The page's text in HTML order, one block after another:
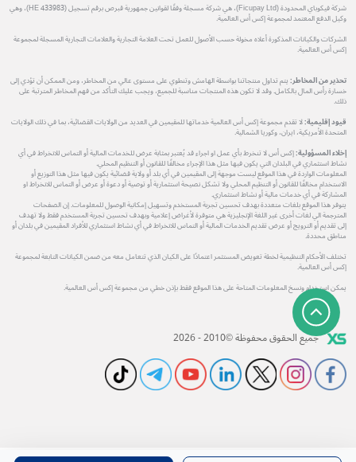
شركة فيكوباي المحدودة (Ficupay Ltd)، هي شركة مسجلة وفقًا لقوانين جمهورية قبرص برقم تسجيل (HE 433983)، وهي
وكيل الدفع المعتمد لمجموعة إكس أس العالمية.
الشركات والكيانات المذكورة أعلاه مخولة حسب الأصول للعمل تحت العلامة التجارية والعلامات التجارية المسجلة لمجموعة
إكس أس العالمية.
تحذير من المخاطر:يتم تداول منتجاتنا بواسطة الهامش وتنطوي على مستوى عالي من المخاطر، ومن الممكن أن تؤدي إلى
خسارة رأس المال بالكامل. وقد لا تكون هذه المنتجات مناسبة للجميع، ويجب عليك التأكد من فهم المخاطر المترتبة على
ذلك.
قيود إقليمية:لا تقدم مجموعة إكس أس العالمية خدماتها للمقيمين في العديد من الولايات القضائية، بما في ذلك الولايات
المتحدة الأمريكية، ايران، وكوريا الشمالية.
إخلاء المسؤولية:إكس أس لا تنخرط بأي عمل او اجراء قد يُعتبر بمثابة عرض للخدمات المالية أو التماس للانخراط في أي
نشاط استثماري في البلدان التي يكون فيها مثل هذا الإجراء مخالفًا للقانون أو التنظيم المحلي.
المعلومات الواردة في هذا الموقع ليست موجهة إلى المقيمين في أي بلد أو ولاية قضائية يكون فيها مثل هذا التوزيع أو
الاستخدام مخالفًا للقانون أو التنظيم المحلي ولا تشكل نصيحة استثمارية أو توصية أو دعوة أو عرض أو التماس للانخراط او
المشاركة في أي خدمات مالية أو نشاط استثماري.
يتوفر هذا الموقع بلغات متعددة بهدف تحسين تجربة المستخدم وتسهيل إمكانية الوصول للمعلومات. إن الصفحات
المترجمة الي لغات أخرى غير اللغة الإنجليزية هي متوفرة لأغراض إعلامية وبهدف تحسين تجربة المستخدم فقط ولا تهدف
إلى تقديم أو الترويج أو عرض تقديم الخدمات المالية أو التماس للانخراط في أي نشاط استثماري للأفراد المقيمين في بلدان أو
مناطق محددة.
تختلف الأحكام التنظيمية لخطة تعويض المستثمر اعتمادًا على الكيان الذي تتعامل معه من ضمن الكيانات التابعة لمجموعة
إكس أس العالمية.
يمكن استخدام ونسخ المعلومات المتاحة على هذا الموقع فقط بإذن خطي من مجموعة إكس أس العالمية.
جميع الحقوق محفوظة ©2010 - 2026